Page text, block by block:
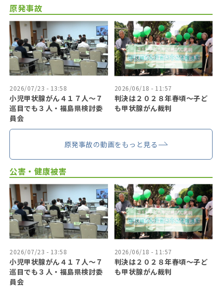
原発事故
2026/07/23 - 13:58
小児甲状腺がん４１７人〜７
巡目でも３人・福島県検討委
員会
2026/06/18 - 11:57
判決は２０２８年春頃〜子ど
も甲状腺がん裁判
原発事故の動画をもっと見る
公害・健康被害
2026/07/23 - 13:58
小児甲状腺がん４１７人〜７
巡目でも３人・福島県検討委
員会
2026/06/18 - 11:57
判決は２０２８年春頃〜子ど
も甲状腺がん裁判